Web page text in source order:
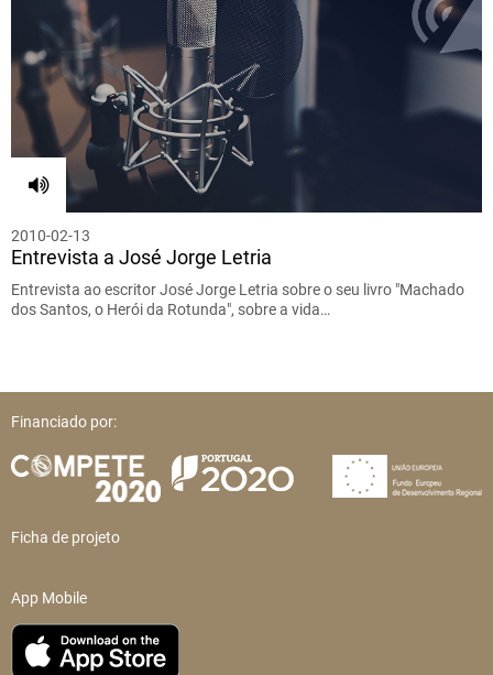
2010-02-13
Entrevista a José Jorge Letria
Entrevista ao escritor José Jorge Letria sobre o seu livro "Machado
dos Santos, o Herói da Rotunda", sobre a vida…
Financiado por:
Ficha de projeto
App Mobile